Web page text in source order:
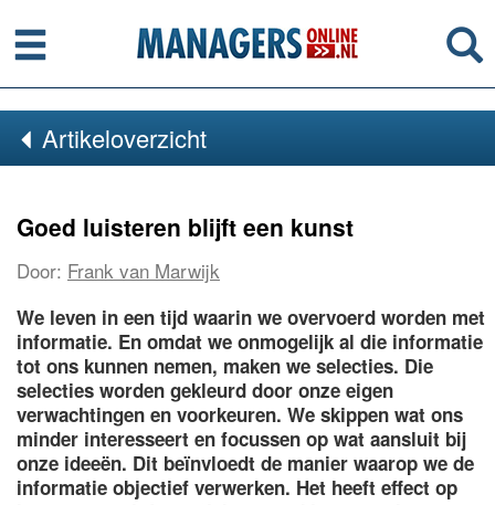
Menu
Artikeloverzicht
Goed luisteren blijft een kunst
Door: Frank van Marwijk
We leven in een tijd waarin we overvoerd worden met
informatie. En omdat we onmogelijk al die informatie
tot ons kunnen nemen, maken we selecties. Die
selecties worden gekleurd door onze eigen
verwachtingen en voorkeuren. We skippen wat ons
minder interesseert en focussen op wat aansluit bij
onze ideeën. Dit beïnvloedt de manier waarop we de
informatie objectief verwerken. Het heeft effect op